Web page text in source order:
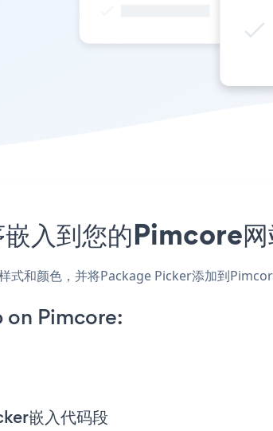
入到您的Pimcore网
和颜色，并将Package Picker添加到
on Pimcore:
嵌入代码段